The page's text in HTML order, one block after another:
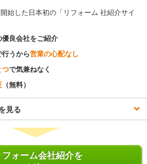
始した日本初の「リフォーム 社紹介サイ
良会社をご紹介
うから営業の心配なし
つで気兼ねなく
（無料）
見る
フォーム会社紹介を